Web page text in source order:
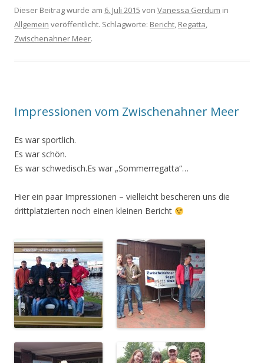
Dieser Beitrag wurde am 6. Juli 2015 von Vanessa Gerdum in
Allgemein veröffentlicht. Schlagworte: Bericht, Regatta,
Zwischenahner Meer.
Impressionen vom Zwischenahner Meer
Es war sportlich.
Es war schön.
Es war schwedisch.Es war „Sommerregatta“…
Hier ein paar Impressionen – vielleicht bescheren uns die
drittplatzierten noch einen kleinen Bericht